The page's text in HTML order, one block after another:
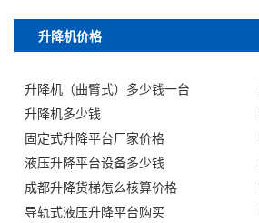
升降机价格
升降机（曲臂式）多少钱一台
升降机多少钱
固定式升降平台厂家价格
液压升降平台设备多少钱
成都升降货梯怎么核算价格
导轨式液压升降平台购买